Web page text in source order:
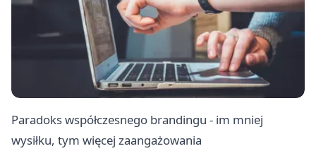
Paradoks współczesnego brandingu - im mniej
wysiłku, tym więcej zaangażowania